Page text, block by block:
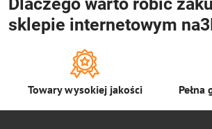
sklepie internetowym
Towary wysokiej jakości Pełna